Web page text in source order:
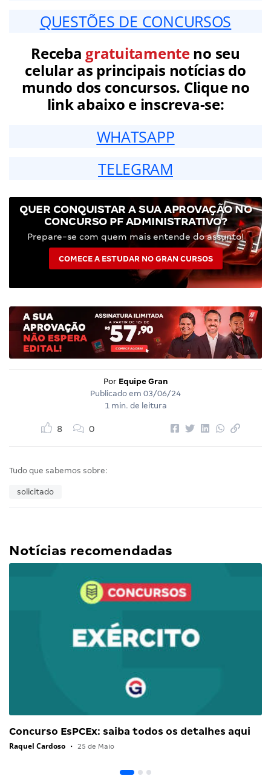
QUESTÕES DE CONCURSOS
Receba gratuitamenteno seu
celular as principais notícias do
mundo dos concursos. Clique no
link abaixo e inscreva-se:
WHATSAPP
TELEGRAM
QUER CONQUISTAR A SUA APROVAÇÃO NO
CONCURSO PF ADMINISTRATIVO?
Prepare-se com quem mais entende do assunto!
COMECE A ESTUDAR NO GRAN CURSOS
Por Equipe Gran
Publicado em 03/06/24
1 min. de leitura
8 0
Tudo que sabemos sobre:
solicitado
Notícias recomendadas
Concurso EsPCEx: saiba todos os detalhes aqui
Raquel Cardoso • 25 de Maio